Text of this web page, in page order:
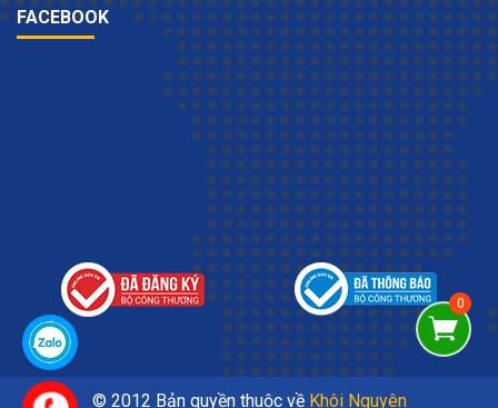
FACEBOOK
© 2012 Bản quyền thuộc về Khôi Nguyên